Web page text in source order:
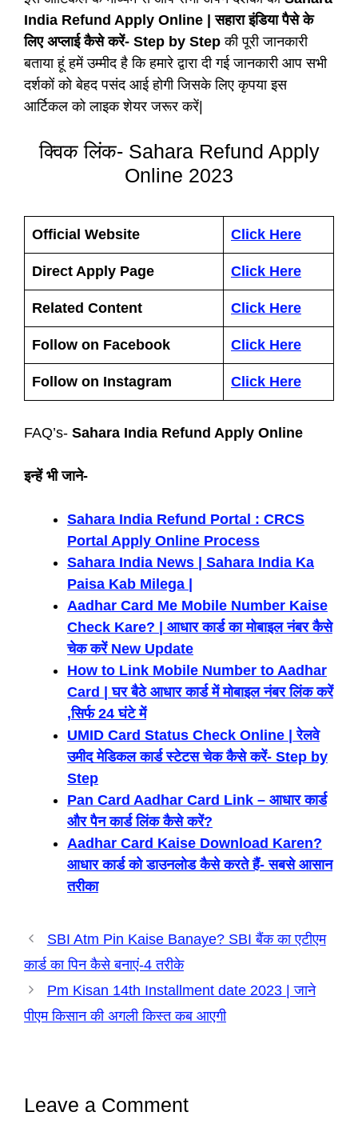
India Refund Apply Online | सहारा इंडिया पैसे के
लिए अप्लाई कैसे करें- Step by Step की पूरी जानकारी
बताया हूं हमें उम्मीद है कि हमारे द्वारा दी गई जानकारी आप सभी
दर्शकों को बेहद पसंद आई होगी जिसके लिए कृपया इस
आर्टिकल को लाइक शेयर जरूर करें|
क्विक लिंक- Sahara Refund Apply
Online 2023
Official Website Click Here
Direct Apply Page Click Here
Related Content Click Here
Follow on Facebook Click Here
Follow on Instagram Click Here
FAQ’s- Sahara India Refund Apply Online
इन्हें भी जाने-
Sahara India Refund Portal : CRCS
Portal Apply Online Process
Sahara India News | Sahara India Ka
Paisa Kab Milega |
Aadhar Card Me Mobile Number Kaise
Check Kare? | आधार कार्ड का मोबाइल नंबर कैसे
चेक करें New Update
How to Link Mobile Number to Aadhar
Card | घर बैठे आधार कार्ड में मोबाइल नंबर लिंक करें
,सिर्फ 24 घंटे में
UMID Card Status Check Online | रेलवे
उमीद मेडिकल कार्ड स्टेटस चेक कैसे करें- Step by
Step
Pan Card Aadhar Card Link – आधार कार्ड
और पैन कार्ड लिंक कैसे करें?
Aadhar Card Kaise Download Karen?
आधार कार्ड को डाउनलोड कैसे करते हैं- सबसे आसान
तरीका
SBI Atm Pin Kaise Banaye? SBI बैंक का एटीएम
कार्ड का पिन कैसे बनाएं-4 तरीके
Pm Kisan 14th Installment date 2023 | जाने
पीएम किसान की अगली किस्त कब आएगी
Leave a Comment